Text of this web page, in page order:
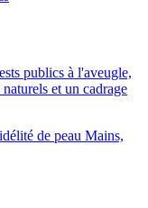
publics à l'aveugle,
et un cadrage
de peau Mains,